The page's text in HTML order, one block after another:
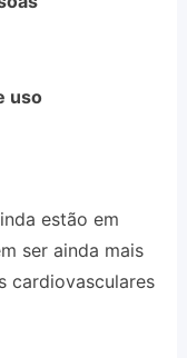
uso
estão em
ser ainda mais
cardiovasculares